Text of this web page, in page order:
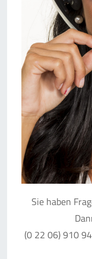
Sie haben
(0 22 06) 910